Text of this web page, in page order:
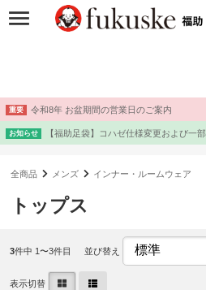
重要 令和8年 お盆期間の営業日のご案内
お知らせ 【福助足袋】コハゼ仕様変更および一
全商品 メンズ インナー・ルームウェア
トップス
3件中 1〜3件目 並び替え
表示切替